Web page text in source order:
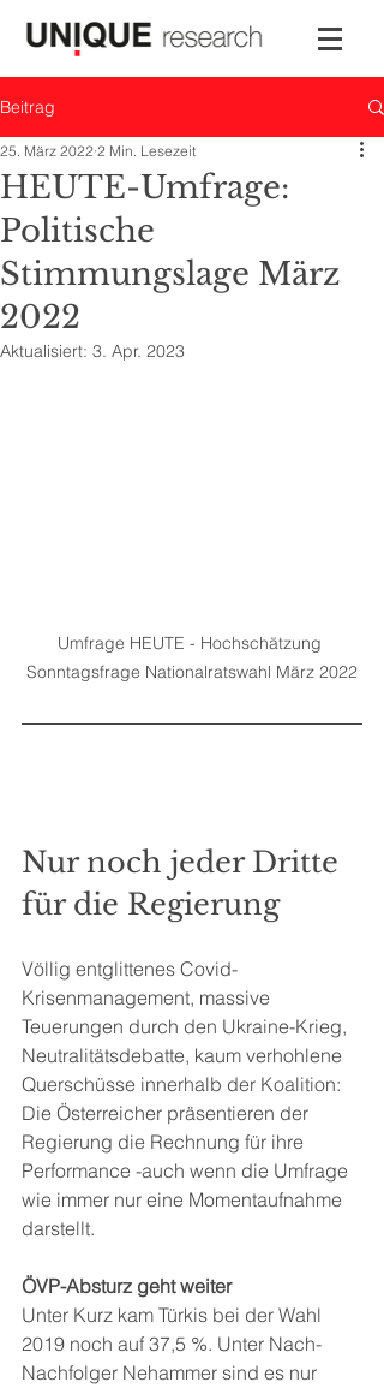
Beitrag
HEUTE-Umfrage:
Politische
Stimmungslage März
2022
25. März 2022 2 Min. Lesezeit
Aktualisiert: 3. Apr. 2023
Umfrage HEUTE - Hochschätzung
Sonntagsfrage Nationalratswahl März 2022
Nur noch jeder Dritte
für die Regierung
Völlig entglittenes Covid-
Krisenmanagement, massive
Teuerungen durch den Ukraine-Krieg,
Neutralitätsdebatte, kaum verhohlene
Querschüsse innerhalb der Koalition:
Die Österreicher präsentieren der
Regierung die Rechnung für ihre
Performance -auch wenn die Umfrage
wie immer nur eine Momentaufnahme
darstellt.
ÖVP-Absturz geht weiter
Unter Kurz kam Türkis bei der Wahl
2019 noch auf 37,5 %. Unter Nach-
Nachfolger Nehammer sind es nur